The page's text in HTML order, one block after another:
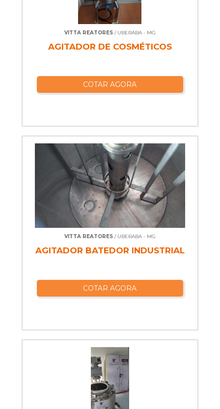
VITTA REATORES/ UBERABA - MG
AGITADOR DE COSMÉTICOS
COTAR AGORA
VITTA REATORES/ UBERABA - MG
AGITADOR BATEDOR INDUSTRIAL
COTAR AGORA